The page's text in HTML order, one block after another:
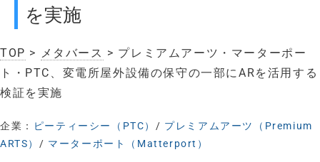
を実施
TOP > メタバース > プレミアムアーツ・マーターポー
ト・PTC、変電所屋外設備の保守の一部にARを活用する
検証を実施
企業： ピーティーシー（PTC）/ プレミアムアーツ（Premium
ARTS） / マーターポート（Matterport）